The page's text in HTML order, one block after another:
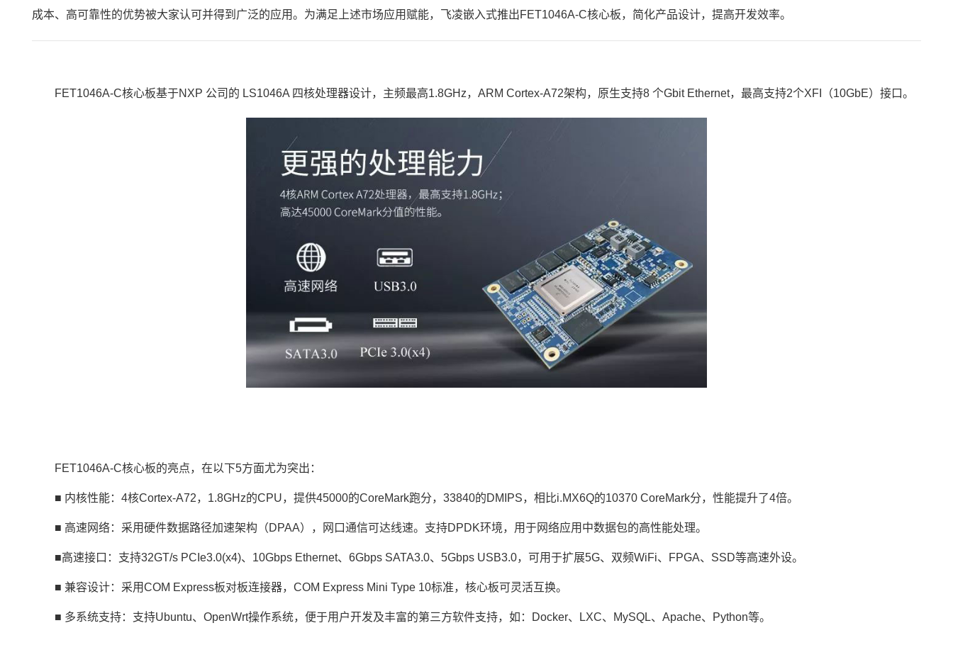
成本、高可靠性的优势被大家认可并得到广泛的应用。为满足上述市场应用赋能， 飞凌嵌入式推出FET1046A-C核心板，简化产品设计，提高开发效率。
FET1046A-C核心板基于NXP 公司的 LS1046A 四核处理器设计，主频最高1.8GHz，ARM Cortex-A72架构，原生支持8 个Gbit Ethernet，最高支持2个XFI（10GbE）接口。
FET1046A-C核心板的亮点，在以下5方面尤为突出：
■ 内核性能：4核Cortex-A72，1.8GHz的CPU，提供45000的CoreMark跑分，33840‬的DMIPS，相比i.MX6Q的10370 CoreMark分，性能提升了4倍。
■ 高速网络：采用硬件数据路径加速架构（DPAA），网口通信可达线速。支持DPDK环境，用于网络应用中数据包的高性能处理。
■高速接口：支持32GT/s PCIe3.0(x4)、10Gbps Ethernet、6Gbps SATA3.0、5Gbps USB3.0，可用于扩展5G、双频WiFi、FPGA、SSD等高速外设。
■ 兼容设计：采用COM Express板对板连接器，COM Express MiniType 10标准，核心板可灵活互换。
■ 多系统支持：支持Ubuntu、OpenWrt操作系统，便于用户开发及丰富的第三方软件支持，如：Docker、LXC、MySQL、Apache、Python等。